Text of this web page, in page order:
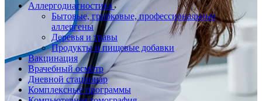
Аллергодиагностика
Бытовые, грибковые, профессиональные
аллергены
Деревья и травы
Продукты и пищевые добавки
Вакцинация
Врачебный осмотр
Дневной стационар
Комплексные программы